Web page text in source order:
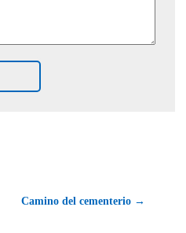
Camino del cementerio →